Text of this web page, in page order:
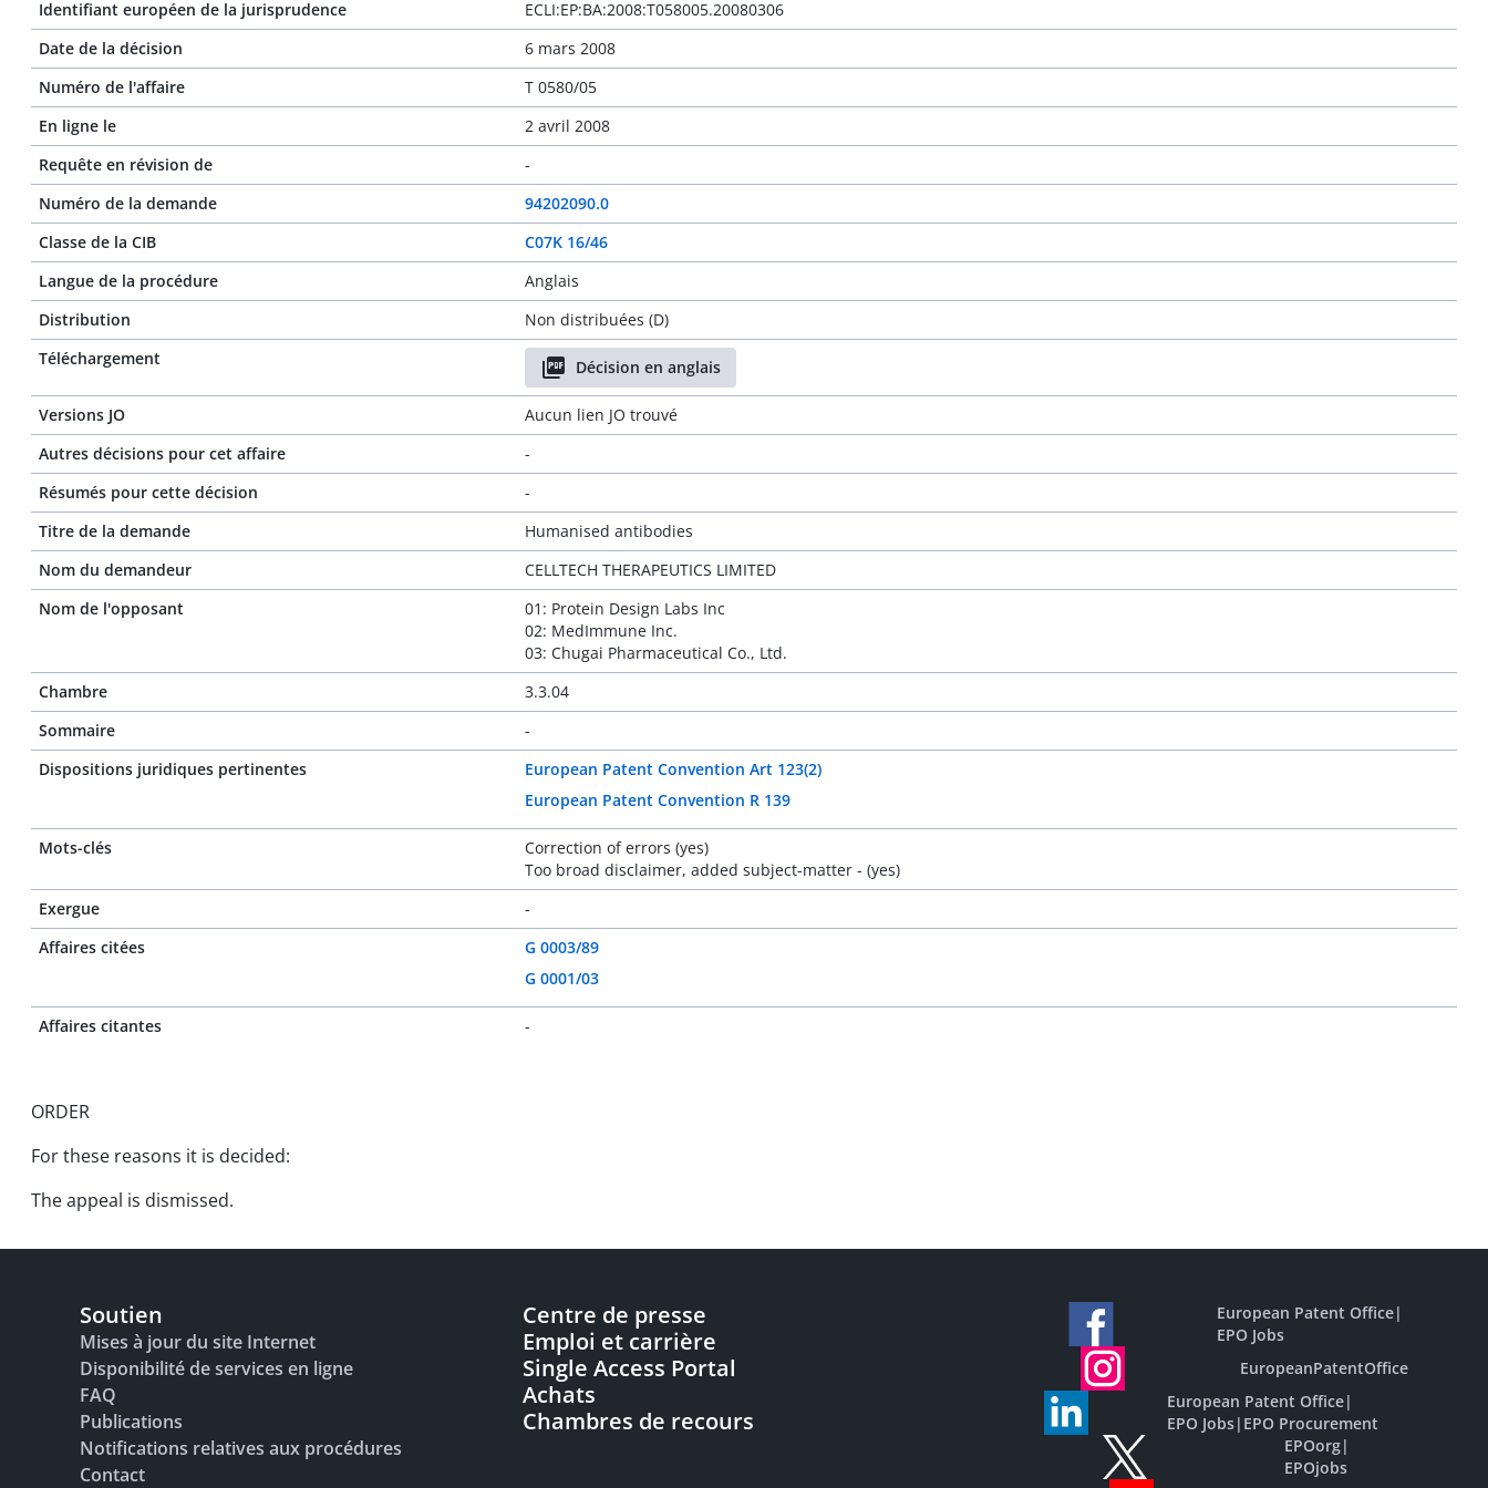
Identifiant européen de la jurisprudence
ECLI:EP:BA:2008:T058005.20080306
Date de la décision
6 mars 2008
Numéro de l'affaire
T 0580/05
En ligne le
2 avril 2008
Requête en révision de
-
Numéro de la demande
94202090.0
Classe de la CIB
C07K 16/46
Langue de la procédure
Anglais
Distribution
Non distribuées (D)
Téléchargement
Décision en anglais
Versions JO
Aucun lien JO trouvé
Autres décisions pour cet affaire
-
Résumés pour cette décision
-
Titre de la demande
Humanised antibodies
Nom du demandeur
CELLTECH THERAPEUTICS LIMITED
Nom de l'opposant
01: Protein Design Labs Inc
02: MedImmune Inc.
03: Chugai Pharmaceutical Co., Ltd.
Chambre
3.3.04
Sommaire
-
Dispositions juridiques pertinentes
European Patent Convention Art 123(2)
European Patent Convention R 139
Mots-clés
Correction of errors (yes)
Too broad disclaimer, added subject-matter - (yes)
Exergue
-
Affaires citées
G 0003/89
G 0001/03
Affaires citantes -
ORDER
For these reasons it is decided:
The appeal is dismissed.
Soutien
Mises à jour du site Internet
Disponibilité de services en ligne
FAQ
Publications
Notifications relatives aux procédures
Contact
Centre de presse
Emploi et carrière
Single Access Portal
Achats
Chambres de recours
European Patent Office|
EPO Jobs
EuropeanPatentOffice
European Patent Office|
EPO Jobs| EPO Procurement
EPOorg|
EPOjobs